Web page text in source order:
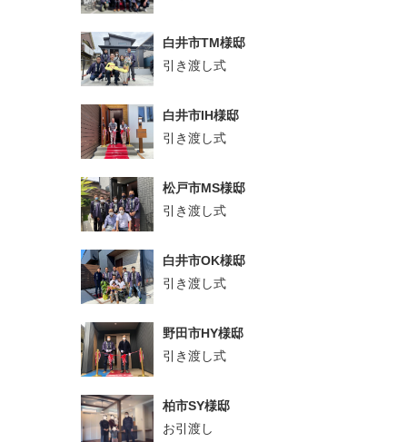
白井市TM様邸
引き渡し式
白井市IH様邸
引き渡し式
松戸市MS様邸
引き渡し式
白井市OK様邸
引き渡し式
野田市HY様邸
引き渡し式
柏市SY様邸
お引渡し